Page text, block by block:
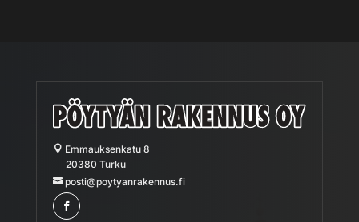
Emmauksenkatu 8
20380 Turku
posti@poytyanrakennus.fi